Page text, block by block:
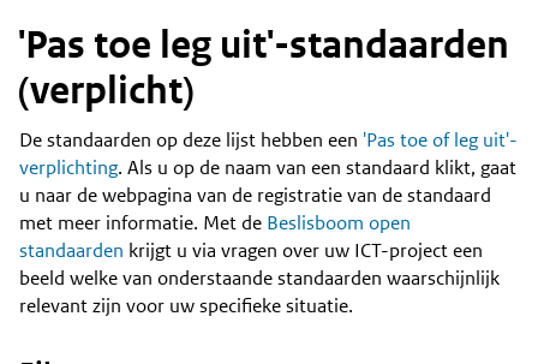
'Pas toe leg uit'-standaarden
(verplicht)
Content
De standaarden op deze lijst hebben een 'Pas toe of leg uit'-
verplichting. Als u op de naam van een standaard klikt, gaat
u naar de webpagina van de registratie van de standaard
met meer informatie. Met de Beslisboom open
standaarden krijgt u via vragen over uw ICT-project een
beeld welke van onderstaande standaarden waarschijnlijk
relevant zijn voor uw specifieke situatie.